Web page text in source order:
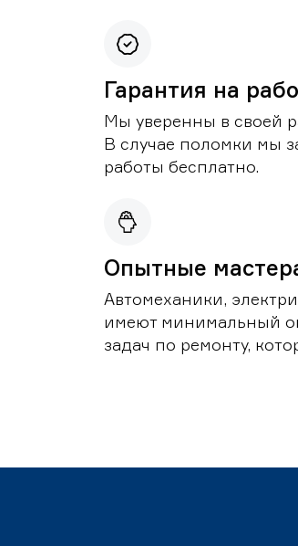
Гарантия на
Мы уверенны в своей
В случае поломки мы
работы бесплатно.
Опытные
Автомеханики,
имеют минимальный
задач по ремонту,